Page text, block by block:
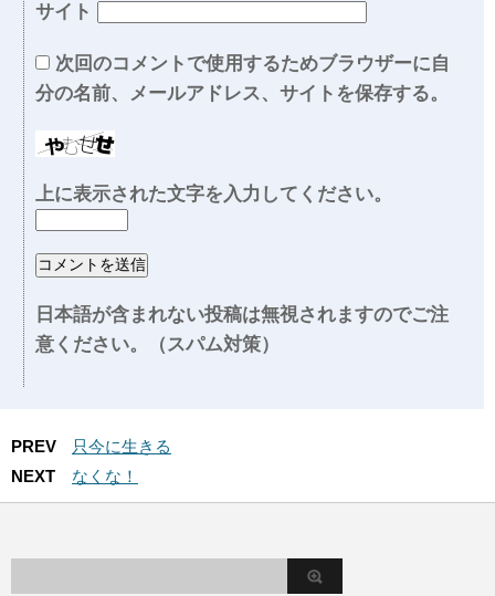
サイト
次回のコメントで使用するためブラウザーに自
分の名前、メールアドレス、サイトを保存する。
上に表示された文字を入力してください。
日本語が含まれない投稿は無視されますのでご注
意ください。（スパム対策）
PREV
只今に生きる
NEXT
なくな！